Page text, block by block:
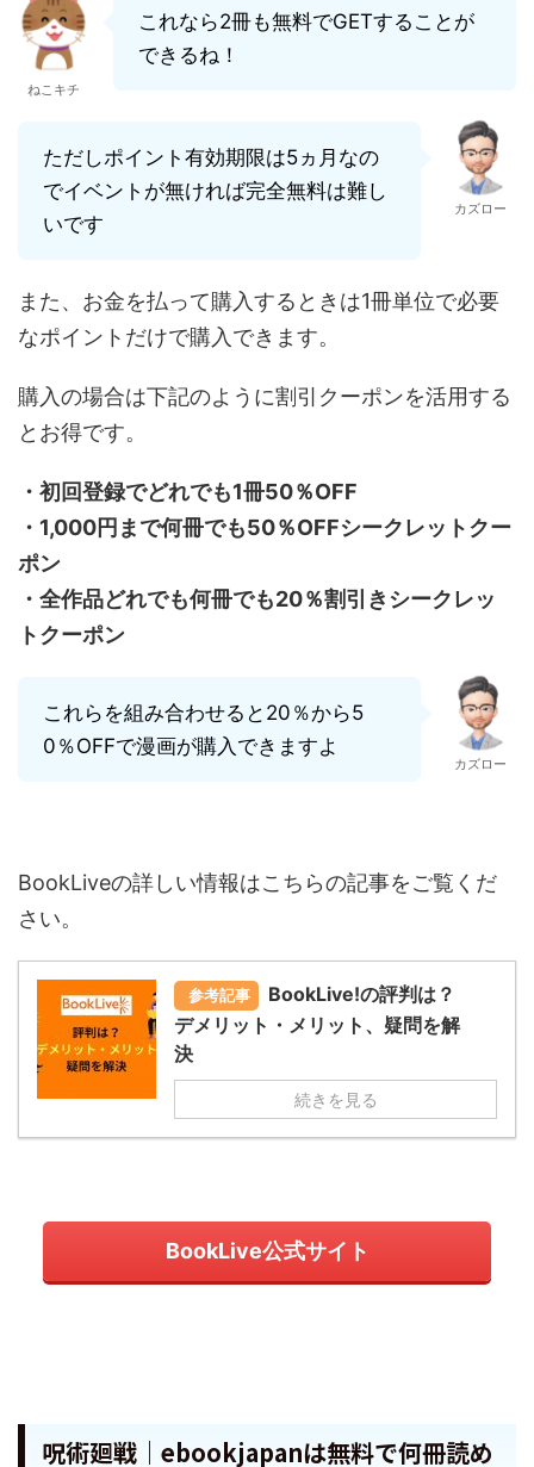
ねこキチ
これなら2冊も無料でGETすることが
できるね！
ただしポイント有効期限は5ヵ月なの
でイベントが無ければ完全無料は難し
いです
カズロー
また、お金を払って購入するときは1冊単位で必要
なポイントだけで購入できます。
購入の場合は下記のように割引クーポンを活用する
とお得です。
・初回登録でどれでも1冊50％OFF
・1,000円まで何冊でも50％OFFシークレットクー
ポン
・全作品どれでも何冊でも20％割引きシークレッ
トクーポン
これらを組み合わせると20％から5
0％OFFで漫画が購入できますよ
カズロー
BookLiveの詳しい情報はこちらの記事をご覧くだ
さい。
参考記事
BookLive!の評判は？
デメリット・メリット、疑問を解
決
続きを見る
BookLive公式サイト
呪術廻戦｜ebookjapanは無料で何冊読め